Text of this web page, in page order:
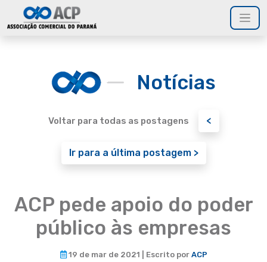
Notícias
Voltar para todas as postagens <
Ir para a última postagem >
ACP pede apoio do poder
público às empresas
19 de mar de 2021 | Escrito por ACP